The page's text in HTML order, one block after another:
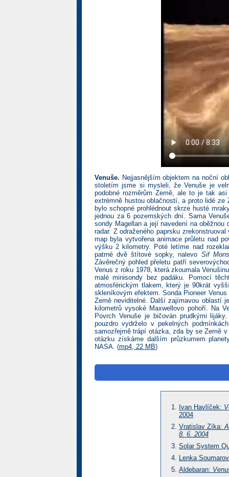
Venuše. Nejjasnějším objektem na noční
stoletím jsme si mysleli, že Venuše je
podobné rozměrům Země, ale to je tak
extrémně hustou oblačností, a proto lidé ze
bylo schopné prohlédnout skrze husté
jednou za 6 pozemských dní. Sama
sondy Magellan a její navedení na
radar. Z odraženého paprsku
map byla vytvořena animace průletu nad
výšku 2 kilometry. Poté letíme nad
patrné dvě štítové sopky, nalevo Sif Mons
Závěrečný pohled přeletu patří
Venus z roku 1978, která zkoumala
malé minisondy bez padáku. Pomocí
atmosférickým tlakem, který je 90krát
skleníkovým efektem. Sonda Pioneer
Země neviditelné. Další zajímavou oblastí
kilometrů vysoké Maxwellovo pohoří. Na
Povrch Venuše je bičován prudkými
pouzdro vydrželo v pekelných
samozřejmě trápí otázka, zda by se Země
otázku získáme dalším průzkumem
NASA. (mp4, 22 MB)
Ivan Havlíček:
2004
Vratislav Zíka:
8. 6. 2004
Solar System
Lenka
Aldebaran: